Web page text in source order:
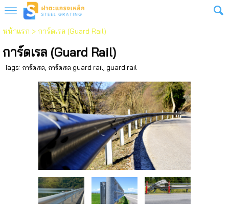
หน้าแรก > การ์ดเรล (Guard Rail)
การ์ดเรล (Guard Rail)
Tags: การ์ดเรล การ์ดเรล guard rail guard rail